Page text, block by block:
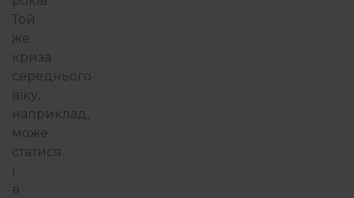
Той
же
криза
середнього
віку,
наприклад,
може
статися
і
в